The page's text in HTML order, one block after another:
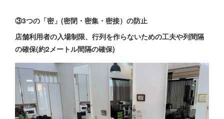
③3つの「密」(密閉・密集・密接）の防止
店舗利用者の入場制限、行列を作らないための工夫や列間隔
の確保(約2メートル間隔の確保)